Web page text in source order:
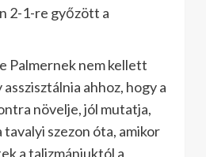
2-1-re győzött a
Palmernek nem kellett
ahhoz, hogy a
növelje, jól mutatja,
szezon óta, amikor
a talizmánjuktól a